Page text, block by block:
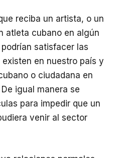
reciba un artista, o un
atleta cubano en algún
satisfacer las
en nuestro país y
o ciudadana en
igual manera se
para impedir que un
venir al sector